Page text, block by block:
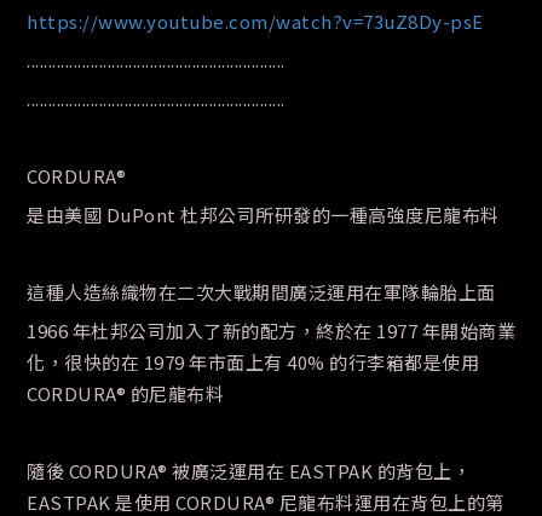
https://www.youtube.com/watch?v=73uZ8Dy-psE
.............................................................
.............................................................
CORDURA®
是由美國 DuPont 杜邦公司所研發的一種高強度尼龍布料
這種人造絲織物在二次大戰期間廣泛運用在軍隊輪胎上面
1966 年杜邦公司加入了新的配方，終於在 1977 年開始商業
化，很快的在 1979 年市面上有 40% 的行李箱都是使用
CORDURA® 的尼龍布料
隨後 CORDURA® 被廣泛運用在 EASTPAK 的背包上，
EASTPAK 是使用 CORDURA® 尼龍布料運用在背包上的第